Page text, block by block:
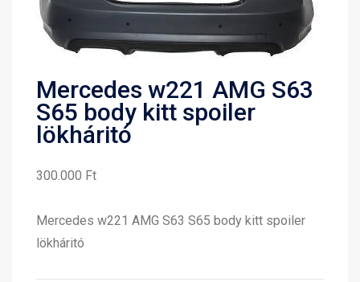
Mercedes w221 AMG S63
S65 body kitt spoiler
lökháritó
300.000 Ft
Mercedes w221 AMG S63 S65 body kitt spoiler
lökháritó